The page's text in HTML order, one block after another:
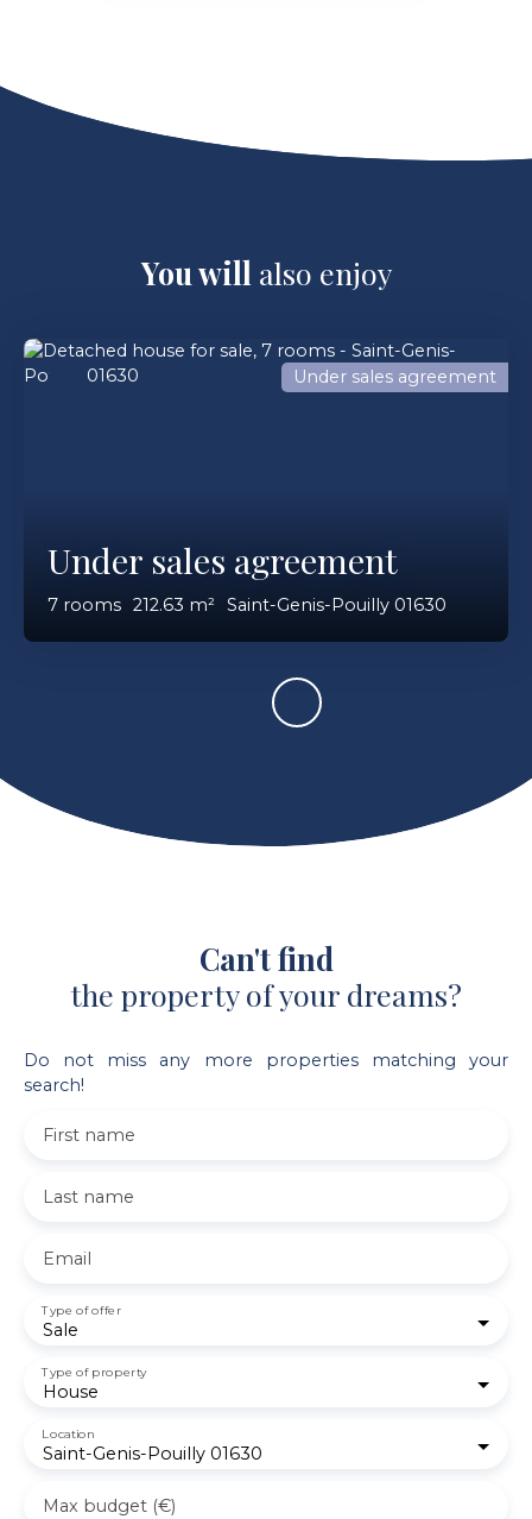
You will also enjoy
Under sales agreement
7 rooms 212.63 m² Saint-Genis-Pouilly 01630
Under sales agreement
Can't find
the property of your dreams?
Do not miss any more properties matching your
search!
First name
Last name
Email
Sale
Type of offer
House
Type of property
Saint-Genis-Pouilly 01630
Location
Max budget (€)